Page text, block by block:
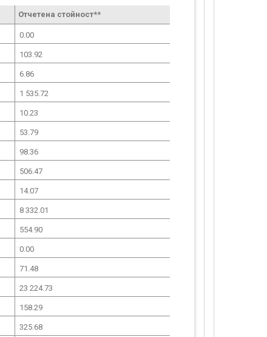
Отчетена стойност**
0.00
103.92
6.86
1 535.72
10.23
53.79
98.36
506.47
14.07
8 332.01
554.90
0.00
71.48
23 224.73
158.29
325.68